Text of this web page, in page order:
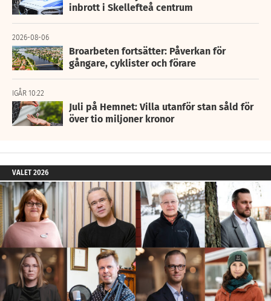
inbrott i Skellefteå centrum
2026-08-06
Broarbeten fortsätter: Påverkan för
gångare, cyklister och förare
IGÅR 10:22
Juli på Hemnet: Villa utanför stan såld för
över tio miljoner kronor
VALET 2026